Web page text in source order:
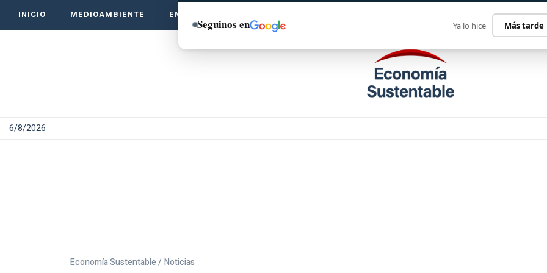
INICIO MEDIOAMBIENTE EMPRENDE VERDE
6/8/2026
Economía Sustentable / Noticias
Seguinos en Ya lo hice Más tarde